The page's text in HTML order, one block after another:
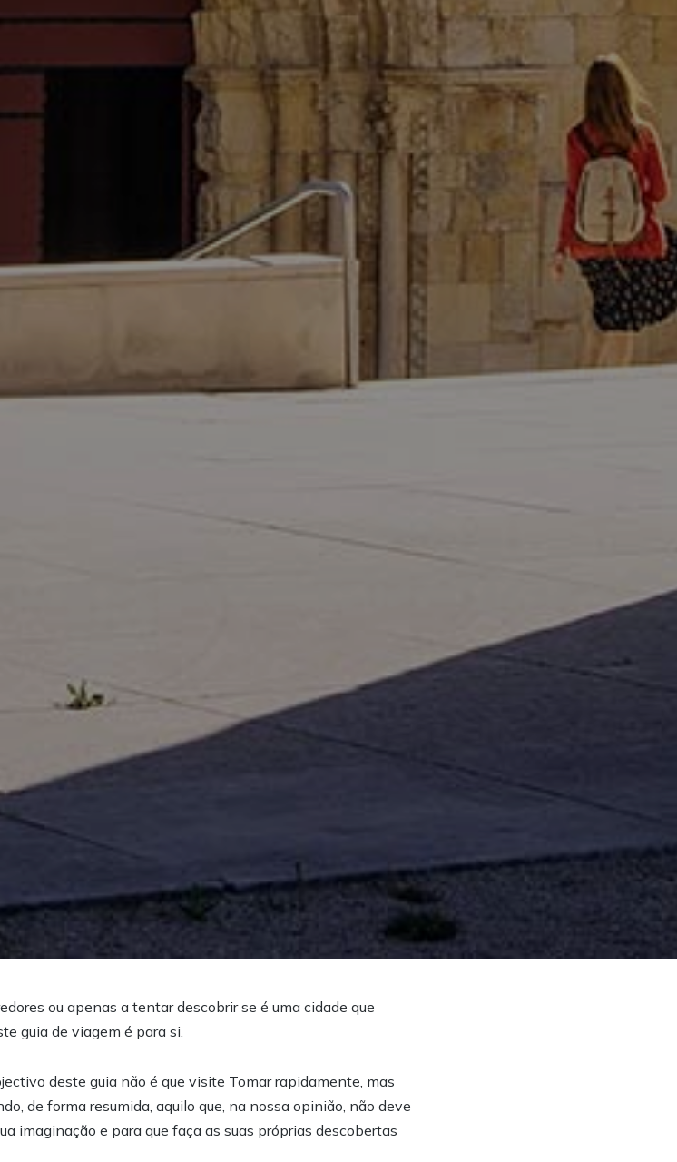
ou apenas a tentar descobrir se é uma cidade que
guia de viagem é para si.
deste guia não é que visite Tomar rapidamente, mas
de forma resumida, aquilo que, na nossa opinião, não deve
imaginação e para que faça as suas próprias descobertas